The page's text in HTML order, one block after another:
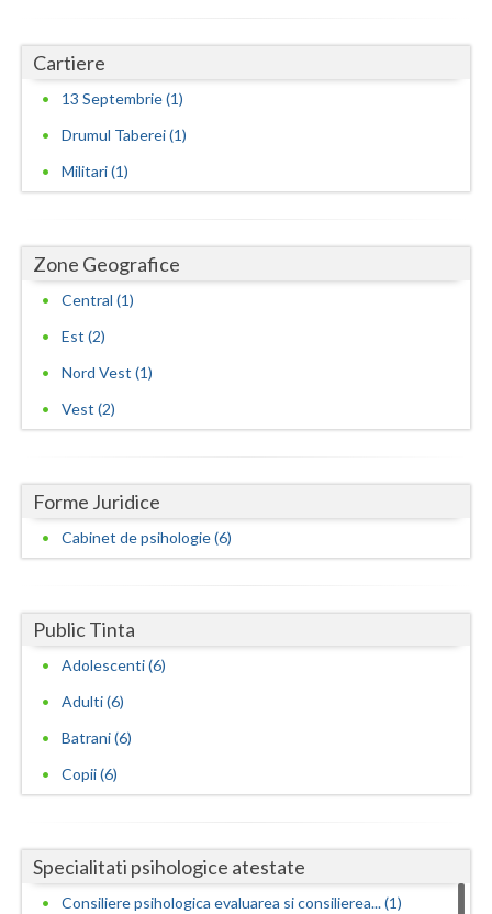
Cartiere
13 Septembrie (1)
Drumul Taberei (1)
Militari (1)
Zone Geografice
Central (1)
Est (2)
Nord Vest (1)
Vest (2)
Forme Juridice
Cabinet de psihologie (6)
Public Tinta
Adolescenti (6)
Adulti (6)
Batrani (6)
Copii (6)
Specialitati psihologice atestate
Consiliere psihologica evaluarea si consilierea... (1)